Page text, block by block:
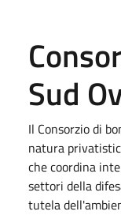
Sud
Il Consorzio di
natura
che coordina
settori della
tutela